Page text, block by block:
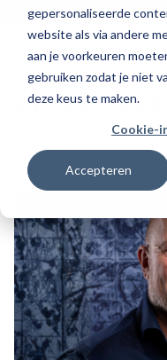
gepersonaliseerde
website als via andere
aan je voorkeuren
gebruiken zodat je niet
deze keus te maken.
Cookie-
Accepteren
ALLES
Alles